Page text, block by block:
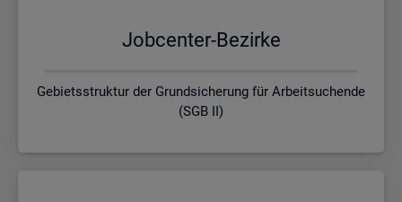
Job­cen­ter-Be­zir­ke
Gebietsstruktur der Grundsicherung für Arbeitsuchende
(SGB II)